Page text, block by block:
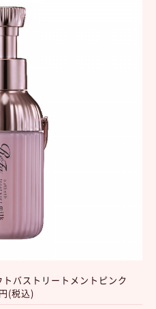
バストリートメントピンク
(税込)